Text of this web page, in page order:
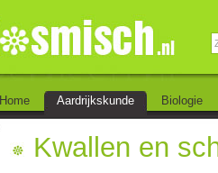
Home Aardrijkskunde Biologie
Kwallen en